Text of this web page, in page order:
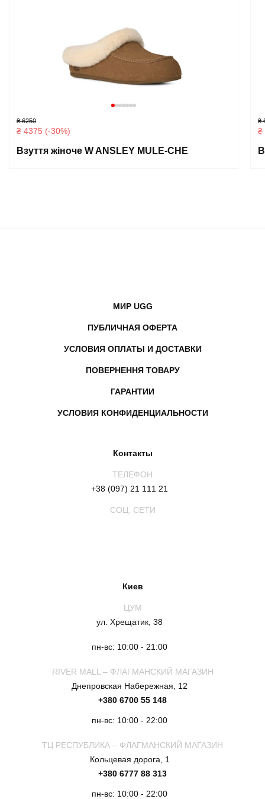
₴ 6250
₴ 4375 (-30%)
Взуття жіноче W ANSLEY MULE-CHE
₴
₴
МИР UGG
ПУБЛИЧНАЯ ОФЕРТА
УСЛОВИЯ ОПЛАТЫ И ДОСТАВКИ
ПОВЕРНЕННЯ ТОВАРУ
ГАРАНТИИ
УСЛОВИЯ КОНФИДЕНЦИАЛЬНОСТИ
Контакты
ТЕЛЕФОН
+38 (097) 21 111 21
СОЦ. СЕТИ
Киев
ЦУМ
ул. Хрещатик, 38
пн-вс: 10:00 - 21:00
RIVER MALL – ФЛАГМАНСКИЙ МАГАЗИН
Днепровская Набережная, 12
+380 6700 55 148
пн-вс: 10:00 - 22:00
ТЦ РЕСПУБЛИКА – ФЛАГМАНСКИЙ МАГАЗИН
Кольцевая дорога, 1
+380 6777 88 313
пн-вс: 10:00 - 22:00